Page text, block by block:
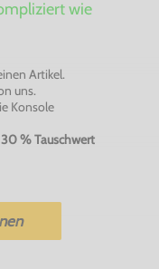
wie
Artikel.
uns.
Konsole
% Tauschwert